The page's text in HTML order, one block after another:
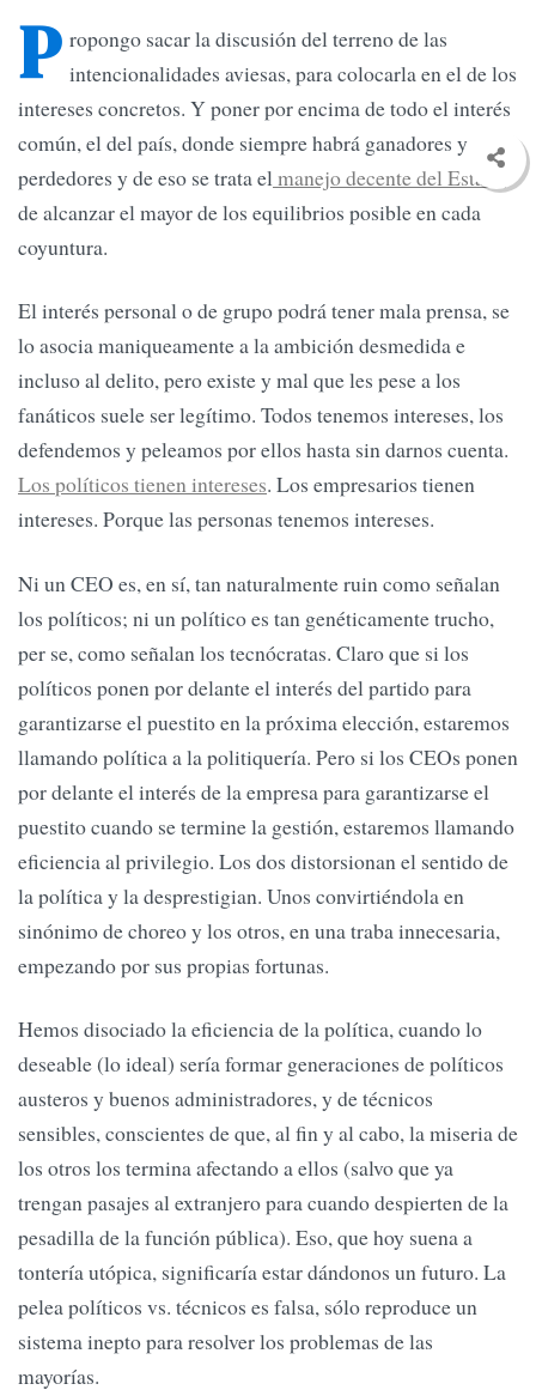
P ropongo sacar la discusión del terreno de las
intencionalidades aviesas, para colocarla en el de los
intereses concretos. Y poner por encima de todo el interés
común, el del país, donde siempre habrá ganadores y
perdedores y de eso se trata elmanejo decente del Estado
de alcanzar el mayor de los equilibrios posible en cada
coyuntura.
El interés personal o de grupo podrá tener mala prensa, se
lo asocia maniqueamente a la ambición desmedida e
incluso al delito, pero existe y mal que les pese a los
fanáticos suele ser legítimo. Todos tenemos intereses, los
defendemos y peleamos por ellos hasta sin darnos cuenta.
Los políticos tienen intereses. Los empresarios tienen
intereses. Porque las personas tenemos intereses.
Ni un CEO es, en sí, tan naturalmente ruin como señalan
los políticos; ni un político es tan genéticamente trucho,
per se, como señalan los tecnócratas. Claro que si los
políticos ponen por delante el interés del partido para
garantizarse el puestito en la próxima elección, estaremos
llamando política a la politiquería. Pero si los CEOs ponen
por delante el interés de la empresa para garantizarse el
puestito cuando se termine la gestión, estaremos llamando
eficiencia al privilegio. Los dos distorsionan el sentido de
la política y la desprestigian. Unos convirtiéndola en
sinónimo de choreo y los otros, en una traba innecesaria,
empezando por sus propias fortunas.
Hemos disociado la eficiencia de la política, cuando lo
deseable (lo ideal) sería formar generaciones de políticos
austeros y buenos administradores, y de técnicos
sensibles, conscientes de que, al fin y al cabo, la miseria de
los otros los termina afectando a ellos (salvo que ya
trengan pasajes al extranjero para cuando despierten de la
pesadilla de la función pública). Eso, que hoy suena a
tontería utópica, significaría estar dándonos un futuro. La
pelea políticos vs. técnicos es falsa, sólo reproduce un
sistema inepto para resolver los problemas de las
mayorías.